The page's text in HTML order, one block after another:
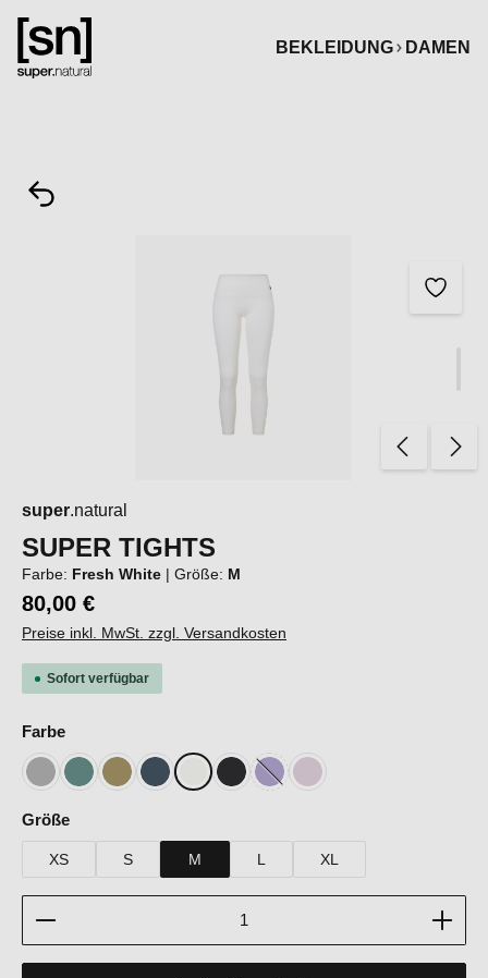
springen
BEKLEIDUNG
DAMEN
super.natural
SUPER TIGHTS
Farbe: Fresh White | Größe: M
80,00 €
Preise inkl. MwSt. zzgl. Versandkosten
Sofort verfügbar
Farbeauswählen
Cashmere Grey Melange
Lagoon Green
SaharaBlueberryFresh White
Jet BlackLavender
(Diese Option ist zurzeit nicht
Orchid Ice
Größeauswählen
XS S M L XL
Produkt Anzahl: Gib den gewünschten Wert ein